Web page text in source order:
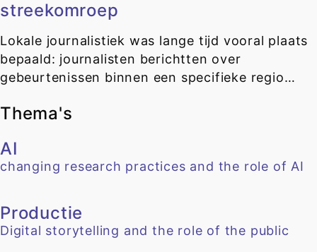
streekomroep
Lokale journalistiek was lange tijd vooral plaats
bepaald: journalisten berichtten over
gebeurtenissen binnen een specifieke regio…
Thema's
AI
changing research practices and the role of AI
Productie
Digital storytelling and the role of the public